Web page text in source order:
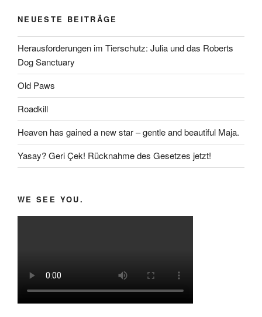
NEUESTE BEITRÄGE
Herausforderungen im Tierschutz: Julia und das Roberts
Dog Sanctuary
Old Paws
Roadkill
Heaven has gained a new star – gentle and beautiful Maja.
Yasay? Geri Çek! Rücknahme des Gesetzes jetzt!
WE SEE YOU.